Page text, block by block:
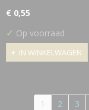
€ 0,55
✓ Op voorraad
IN WINKELWAGEN
1 2 3